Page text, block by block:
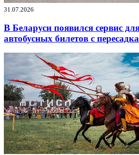
31.07.2026
В Беларуси появился сервис
автобусных билетов с